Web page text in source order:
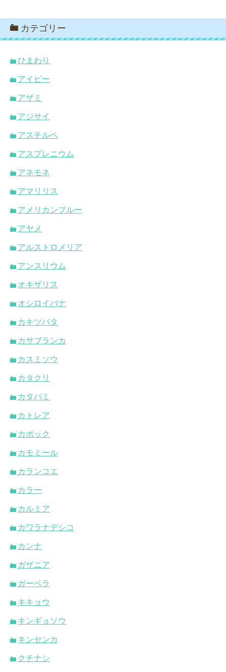
カテゴリー
ひまわり
アイビー
アザミ
アジサイ
アスチルベ
アスプレニウム
アネモネ
アマリリス
アメリカンブルー
アヤメ
アルストロメリア
アンスリウム
オキザリス
オシロイバナ
カキツバタ
カサブランカ
カスミソウ
カタクリ
カタバミ
カトレア
カポック
カモミール
カランコエ
カラー
カルミア
カワラナデシコ
カンナ
ガザニア
ガーベラ
キキョウ
キンギョソウ
キンセンカ
クチナシ